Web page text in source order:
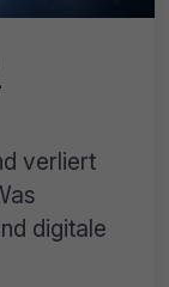
verliert
digitale